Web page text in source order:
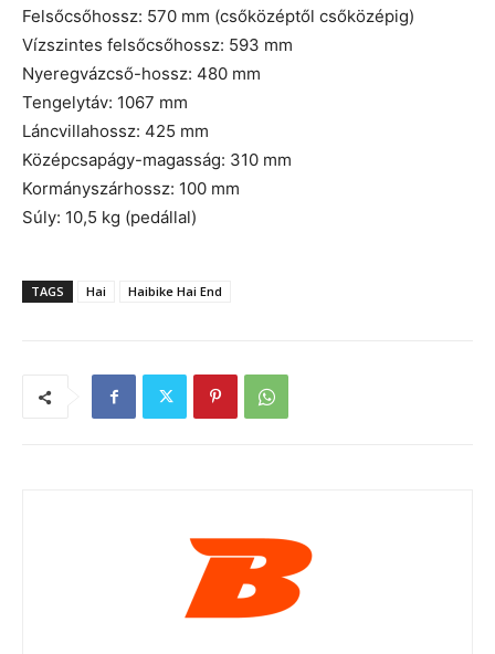
Felsőcsőhossz: 570 mm (csőközéptől csőközépig)
Vízszintes felsőcsőhossz: 593 mm
Nyeregvázcső-hossz: 480 mm
Tengelytáv: 1067 mm
Láncvillahossz: 425 mm
Középcsapágy-magasság: 310 mm
Kormányszárhossz: 100 mm
Súly: 10,5 kg (pedállal)
TAGS Hai Haibike Hai End